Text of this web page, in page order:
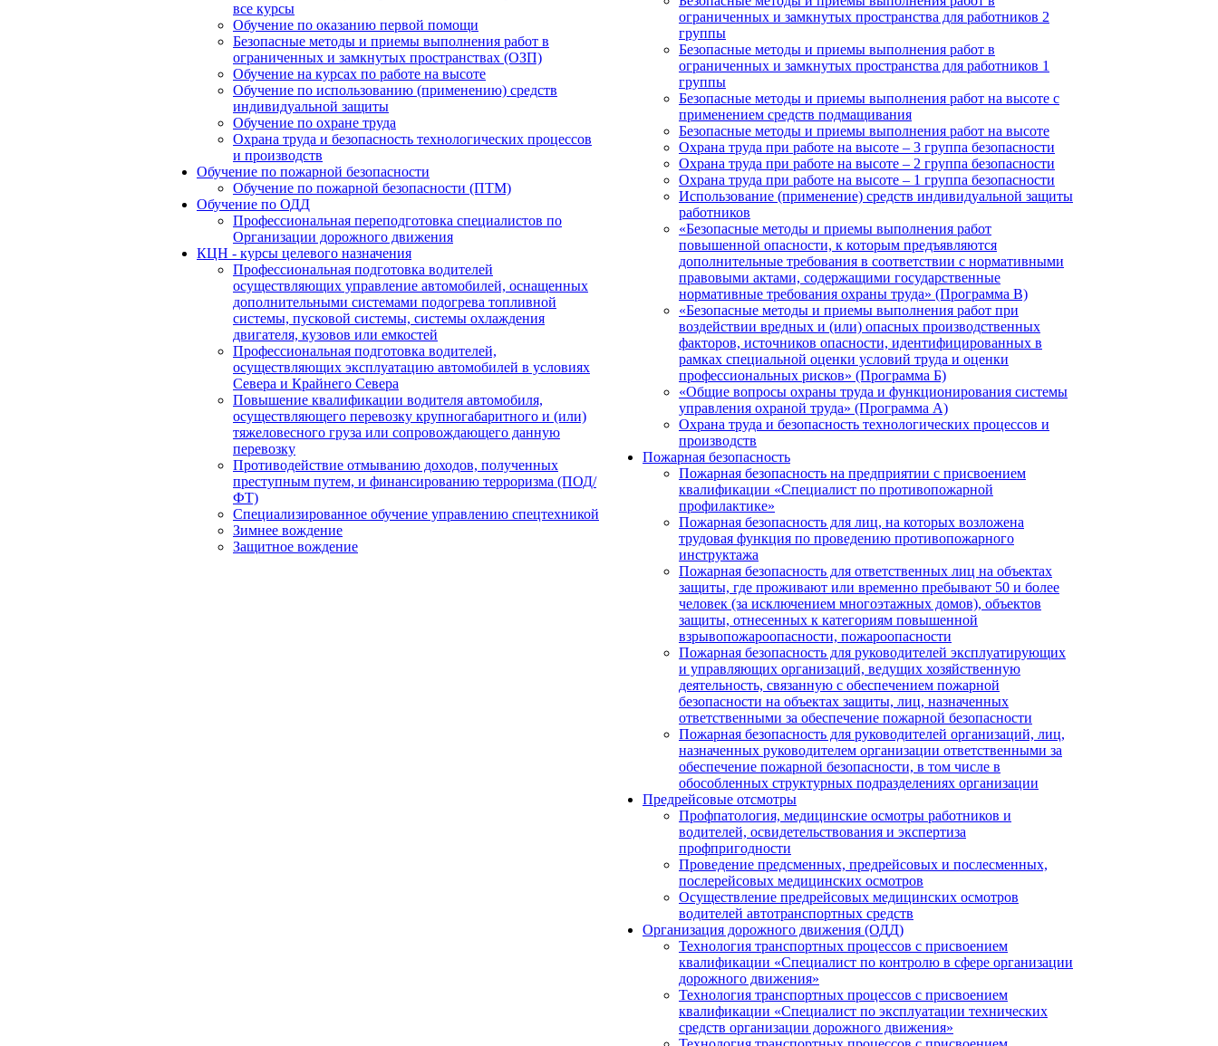
все курсы
Обучение по оказанию первой помощи
Безопасные методы и приемы выполнения работ в
ограниченных и замкнутых пространствах (ОЗП)
Обучение на курсах по работе на высоте
Обучение по использованию (применению) средств
индивидуальной защиты
Обучение по охране труда
Охрана труда и безопасность технологических процессов
и производств
Обучение по пожарной безопасности
Обучение по пожарной безопасности (ПТМ)
Обучение по ОДД
Профессиональная переподготовка специалистов по
Организации дорожного движения
КЦН - курсы целевого назначения
Профессиональная подготовка водителей
осуществляющих управление автомобилей, оснащенных
дополнительными системами подогрева топливной
системы, пусковой системы, системы охлаждения
двигателя, кузовов или емкостей
Профессиональная подготовка водителей,
осуществляющих эксплуатацию автомобилей в условиях
Севера и Крайнего Севера
Повышение квалификации водителя автомобиля,
осуществляющего перевозку крупногабаритного и (или)
тяжеловесного груза или сопровождающего данную
перевозку
Противодействие отмыванию доходов, полученных
преступным путем, и финансированию терроризма (ПОД/
ФТ)
Специализированное обучение управлению спецтехникой
Зимнее вождение
Защитное вождение
ограниченных и замкнутых пространства для работников 2
группы
Безопасные методы и приемы выполнения работ в
ограниченных и замкнутых пространства для работников 1
группы
Безопасные методы и приемы выполнения работ на высоте с
применением средств подмащивания
Безопасные методы и приемы выполнения работ на высоте
Охрана труда при работе на высоте – 3 группа безопасности
Охрана труда при работе на высоте – 2 группа безопасности
Охрана труда при работе на высоте – 1 группа безопасности
Использование (применение) средств индивидуальной защиты
работников
«Безопасные методы и приемы выполнения работ
повышенной опасности, к которым предъявляются
дополнительные требования в соответствии с нормативными
правовыми актами, содержащими государственные
нормативные требования охраны труда» (Программа В)
«Безопасные методы и приемы выполнения работ при
воздействии вредных и (или) опасных производственных
факторов, источников опасности, идентифицированных в
рамках специальной оценки условий труда и оценки
профессиональных рисков» (Программа Б)
«Общие вопросы охраны труда и функционирования системы
управления охраной труда» (Программа А)
Охрана труда и безопасность технологических процессов и
производств
Пожарная безопасность
Пожарная безопасность на предприятии с присвоением
квалификации «Специалист по противопожарной
профилактике»
Пожарная безопасность для лиц, на которых возложена
трудовая функция по проведению противопожарного
инструктажа
Пожарная безопасность для ответственных лиц на объектах
защиты, где проживают или временно пребывают 50 и более
человек (за исключением многоэтажных домов), объектов
защиты, отнесенных к категориям повышенной
взрывопожароопасности, пожароопасности
Пожарная безопасность для руководителей эксплуатирующих
и управляющих организаций, ведущих хозяйственную
деятельность, связанную с обеспечением пожарной
безопасности на объектах защиты, лиц, назначенных
ответственными за обеспечение пожарной безопасности
Пожарная безопасность для руководителей организаций, лиц,
назначенных руководителем организации ответственными за
обеспечение пожарной безопасности, в том числе в
обособленных структурных подразделениях организации
Предрейсовые отсмотры
Профпатология, медицинские осмотры работников и
водителей, освидетельствования и экспертиза
профпригодности
Проведение предсменных, предрейсовых и послесменных,
послерейсовых медицинских осмотров
Осуществление предрейсовых медицинских осмотров
водителей автотранспортных средств
Организация дорожного движения (ОДД)
Технология транспортных процессов с присвоением
квалификации «Специалист по контролю в сфере организации
дорожного движения»
Технология транспортных процессов с присвоением
квалификации «Специалист по эксплуатации технических
средств организации дорожного движения»